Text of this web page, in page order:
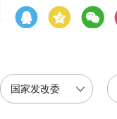
国家发改委